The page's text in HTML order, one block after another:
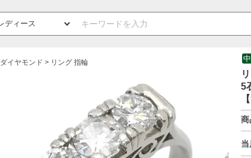
ダイヤモンド リング 指輪
5
商